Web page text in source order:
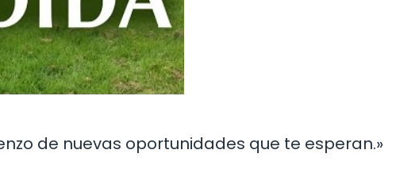
de nuevas oportunidades que te esperan.»